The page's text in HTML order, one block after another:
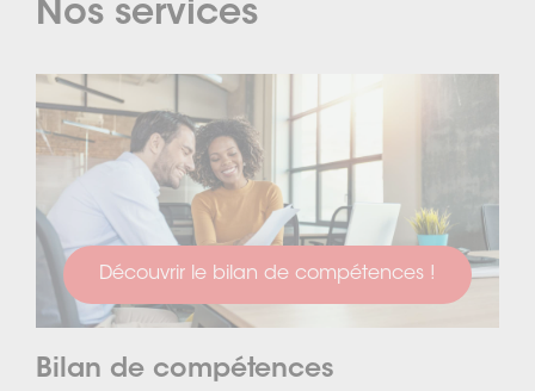
Nos services
Découvrir le bilan de compétences !
Bilan de compétences